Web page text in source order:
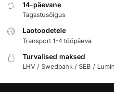
14-päevane
Tagastusõigus
Laotoodetele
Transport 1-4 tööpäeva
Turvalised maksed
LHV / Swedbank / SEB /